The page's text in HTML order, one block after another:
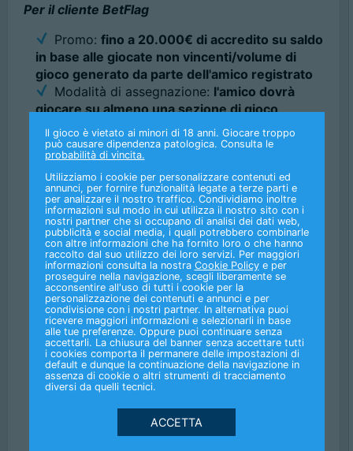
Per il cliente BetFlag
Promo: fino a 20.000€ di accredito su saldo
in base alle giocate non vincenti/volume di
gioco generato da parte dell'amico registrato
Modalità di assegnazione: l'amico dovrà
giocare su almeno una sezione di gioco
Validità: 180 giorni dalla registrazione
dell'amico
Fun Flag Sport assegnati:100
Modalità di assegnazione:l'amico dovrà
inviare ed ottenere la validazione del
documento e convalidare cellulare e mail il
giorno stesso della registrazione
Turnover da raggiungere:800 Fun Flag
(turnover x8)
Quota minima:3,5
Sezioni di gioco abilitate: Sport4Fun e
Sport4Fun Live
Massimo convertibile in Real Bonus Sport:
minimo 1€,fino ad un massimo di 20€
completi sui
Termini e Condizioni
Il gioco è vietato ai minori di 18 anni. Giocare troppo
può causare dipendenza patologica. Consulta le
probabilità di vincita.
Utilizziamo i cookie per personalizzare contenuti ed
annunci, per fornire funzionalità legate a terze parti e
per analizzare il nostro traffico. Condividiamo inoltre
informazioni sul modo in cui utilizza il nostro sito con i
nostri partner che si occupano di analisi dei dati web,
pubblicità e social media, i quali potrebbero combinarle
con altre informazioni che ha fornito loro o che hanno
raccolto dal suo utilizzo dei loro servizi. Per maggiori
informazioni consulta la nostra Cookie Policye per
proseguire nella navigazione, scegli liberamente se
acconsentire all'uso di tutti i cookie per la
personalizzazione dei contenuti e annunci e per
condivisione con i nostri partner. In alternativa puoi
ricevere maggiori informazioni e selezionarli in base
alle tue preferenze. Oppure puoi continuare senza
accettarli. La chiusura del banner senza accettare tutti
i cookies comporta il permanere delle impostazioni di
default e dunque la continuazione della navigazione in
assenza di cookie o altri strumenti di tracciamento
diversi da quelli tecnici.